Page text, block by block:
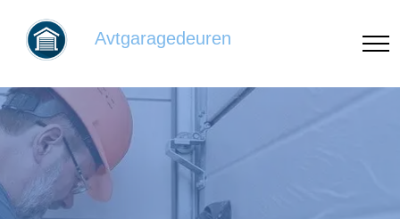
Avtgaragedeuren